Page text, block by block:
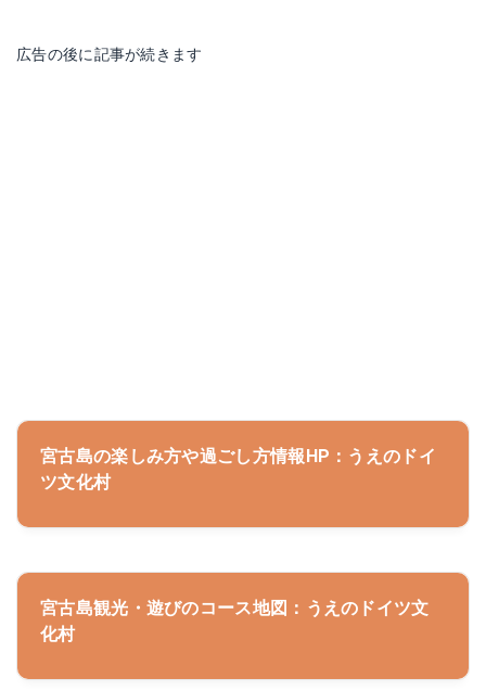
広告の後に記事が続きます
宮古島の楽しみ方や過ごし方情報HP：うえのドイ
ツ文化村
宮古島観光・遊びのコース地図：うえのドイツ文
化村